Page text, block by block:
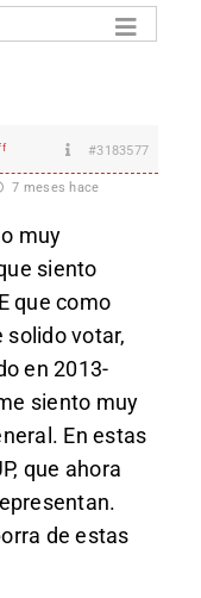
#3183577
7 meses hace
muy
siento
que como
solido votar,
en 2013-
siento muy
En estas
que ahora
de estas